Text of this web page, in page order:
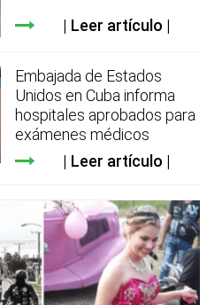
Leer artículo
Embajada de Estados
Unidos en Cuba informa
hospitales aprobados para
exámenes médicos
Leer artículo